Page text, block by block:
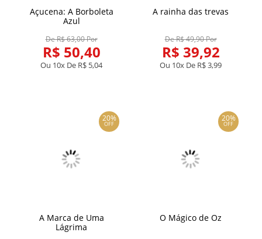
Açucena: A Borboleta
Azul
De R$ 63,00 Por
R$ 50,40
Ou 10x De R$ 5,04
A rainha das trevas
De R$ 49,90 Por
R$ 39,92
Ou 10x De R$ 3,99
20%
OFF
A Marca de Uma
Lágrima
20%
OFF
O Mágico de Oz